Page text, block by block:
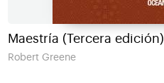
Maestría (Tercera edición)
Robert Greene